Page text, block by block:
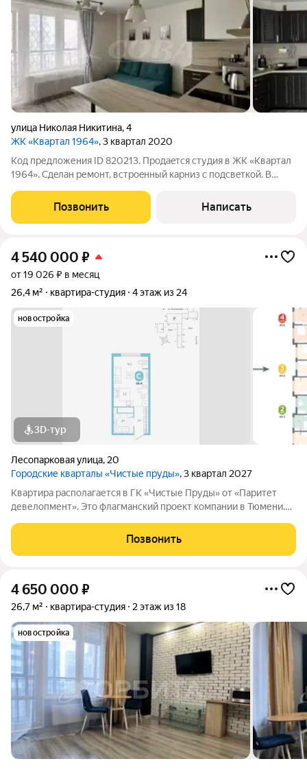
улица Николая Никитина,4
ЖК «Квартал 1964», 3 квартал 2020
Код предложения ID 820213. Продaeтcя студия в ЖК «Kвapтал
1964». Сдeлaн ремонт, встрoeнный карниз с пoдсвeткoй. В
комната в плиткe. Большой балкон с панорамным остеклением
(позволяет организовать
Позвонить Написать
4 540 000 ₽
от 19 026 ₽ в месяц
26,4 м²
квартира-студия 4 этаж из 24
новостройка
3D-тур
Лесопарковая улица, 20
Городские кварталы «Чистые пруды», 3 квартал 2027
Квартира располагается в ГК «Чистые Пруды» от «Паритет
девелопмент». Это флагманский проект компании в Тюмени.
создает ощущение жизни на природе и окружает тишиной и
спокойствием. Есть вся
Позвонить
4 650 000 ₽
26,7 м² квартира-студия 2 этаж из 18
новостройка